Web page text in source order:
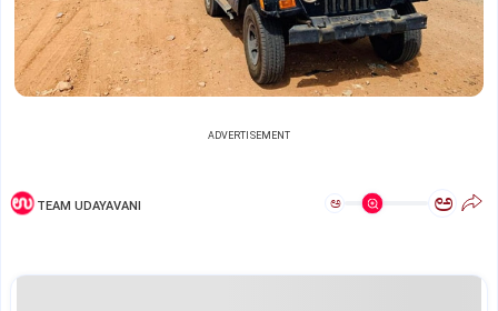
ADVERTISEMENT
TEAM UDAYAVANI ಅ ಅ